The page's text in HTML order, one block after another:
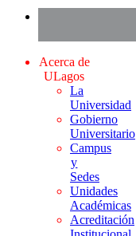
Acerca de
ULagos
La
Universidad
Gobierno
Universitario
Campus
y
Sedes
Unidades
Académicas
Acreditación